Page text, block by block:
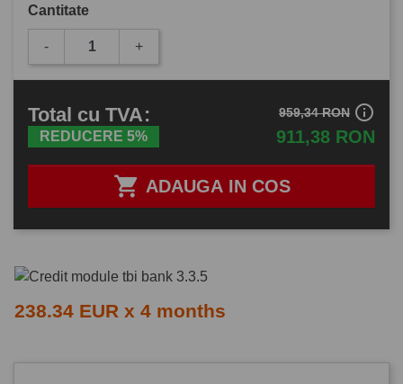
Cantitate
- +
 ADAUGA IN COS
Total cu TVA:
REDUCERE 5% 911,38 RON
959,34 RON info_outline
238.34 EUR x 4 months